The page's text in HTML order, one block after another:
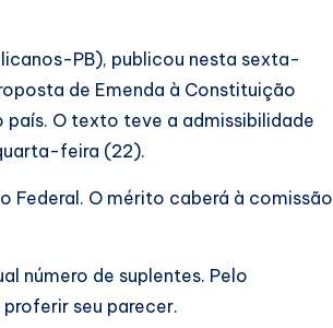
PB), publicou nesta sexta-
de Emenda à Constituição
país. O texto teve a admissibilidade
feira (22).
Federal. O mérito caberá à comissão
número de suplentes. Pelo
seu parecer.